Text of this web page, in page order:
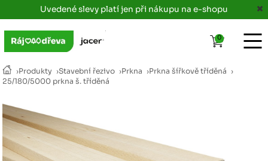
Uvedené slevy platí jen při nákupu na e-shopu
›Produkty ›Stavební řezivo ›Prkna ›Prkna šířkově tříděná ›
25/180/5000 prkna š. tříděná
0